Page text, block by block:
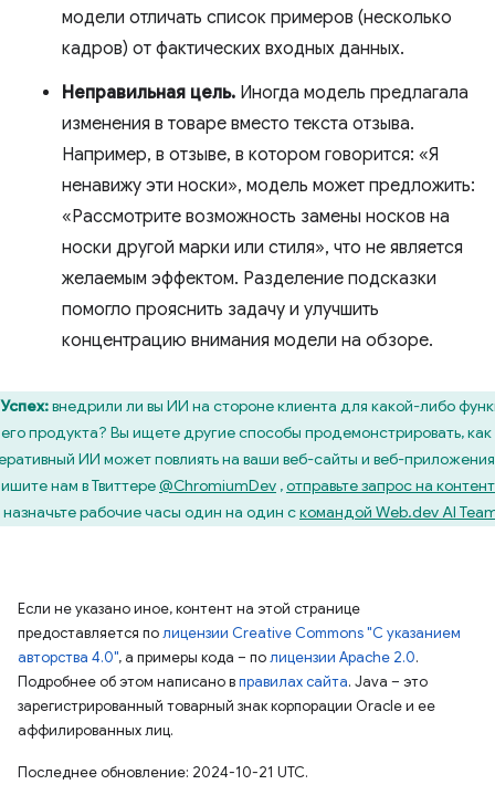
модели отличать список примеров (несколько
кадров) от фактических входных данных.
Неправильная цель. Иногда модель предлагала
изменения в товаре вместо текста отзыва.
Например, в отзыве, в котором говорится: «Я
ненавижу эти носки», модель может предложить:
«Рассмотрите возможность замены носков на
носки другой марки или стиля», что не является
желаемым эффектом. Разделение подсказки
помогло прояснить задачу и улучшить
концентрацию внимания модели на обзоре.
Успех:внедрили ли вы ИИ на стороне клиента для какой-либо
продукта? Вы ищете другие способы продемонстрировать, как
ИИ может повлиять на ваши веб-сайты и веб-
нам в Твиттере@ChromiumDev ,отправьте запрос на контент
рабочие часы один на один скомандой Web.dev AI
Если не указано иное, контент на этой странице
предоставляется полицензии Creative Commons "С указанием
авторства 4.0", а примеры кода – полицензии Apache 2.0.
Подробнее об этом написано вправилах сайта. Java – это
зарегистрированный товарный знак корпорации Oracle и ее
аффилированных лиц.
Последнее обновление: 2024-10-21 UTC.